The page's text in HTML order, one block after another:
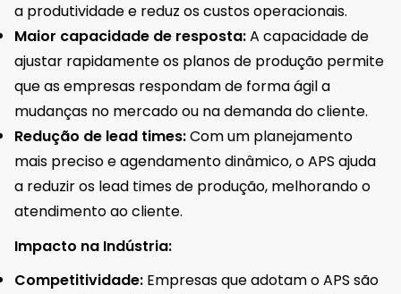
a produtividade e reduz os custos operacionais.
Maior capacidade de resposta:A capacidade de
ajustar rapidamente os planos de produção permite
que as empresas respondam de forma ágil a
mudanças no mercado ou na demanda do cliente.
Redução de lead times:Com um planejamento
mais preciso e agendamento dinâmico, o APS ajuda
a reduzir os lead times de produção, melhorando o
atendimento ao cliente.
Impacto na Indústria:
Competitividade: Empresas que adotam o APS são